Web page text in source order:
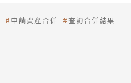
申請資產合併 查詢合併結果